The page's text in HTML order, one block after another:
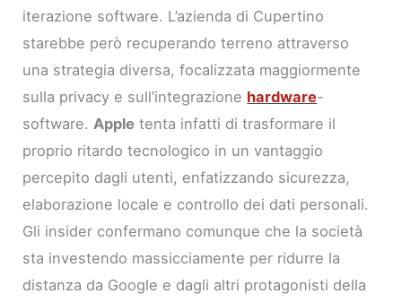
iterazione software. L’azienda di Cupertino
starebbe però recuperando terreno attraverso
una strategia diversa, focalizzata maggiormente
sulla privacy e sull’integrazione hardware-
software.Apple tenta infatti di trasformare il
proprio ritardo tecnologico in un vantaggio
percepito dagli utenti, enfatizzando sicurezza,
elaborazione locale e controllo dei dati personali.
Gli insider confermano comunque che la società
sta investendo massicciamente per ridurre la
distanza da Google e dagli altri protagonisti della